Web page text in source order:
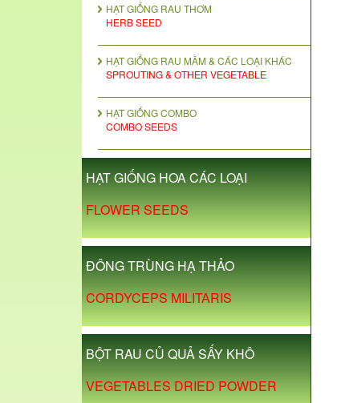
HẠT GIỐNG RAU THƠM
HERB SEED
HẠT GIỐNG RAU MẦM & CÁC LOẠI KHÁC
SPROUTING & OTHER VEGETABLE
HẠT GIỐNG COMBO
COMBO SEEDS
HẠT GIỐNG HOA CÁC LOẠI
FLOWER SEEDS
ĐÔNG TRÙNG HẠ THẢO
CORDYCEPS MILITARIS
BỘT RAU CỦ QUẢ SẤY KHÔ
VEGETABLES DRIED POWDER